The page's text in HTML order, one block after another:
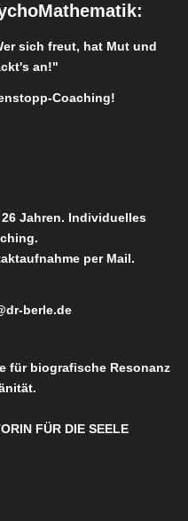
sich freut, hat Mut und
an!"
Coaching!
Jahren. Individuelles
per Mail.
berle.de
für biografische Resonanz
FÜR DIE SEELE